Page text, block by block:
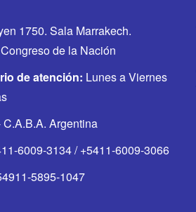
1750. Sala Marrakech.
de la Nación
de atención: Lunes a Viernes
Argentina
6009-3134 / +5411-6009-3066
5895-1047